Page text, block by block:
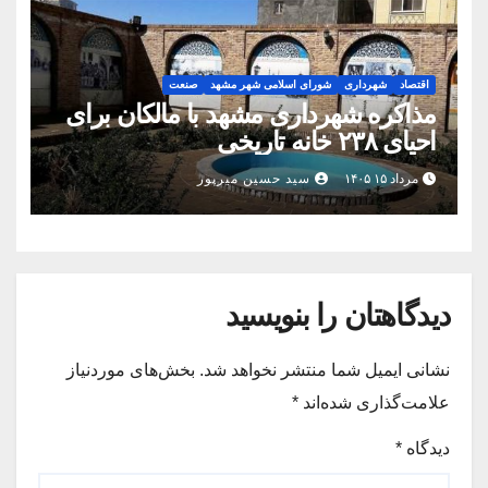
اقتصاد شهرداری شورای اسلامی شهر مشهد صنعت
مذاکره شهرداری مشهد با مالکان برای
احیای ۲۳۸ خانه تاریخی
مرداد ۱۵ ۱۴۰۵ سید حسین میرپور
دیدگاهتان را بنویسید
نشانی ایمیل شما منتشر نخواهد شد. بخش‌های موردنیاز
علامت‌گذاری شده‌اند *
دیدگاه *